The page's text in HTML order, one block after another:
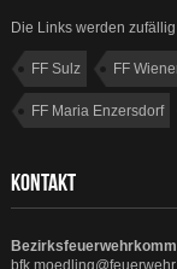
Die Links werden
FF Sulz FF
FF Maria Enzersdorf
KONTAKT